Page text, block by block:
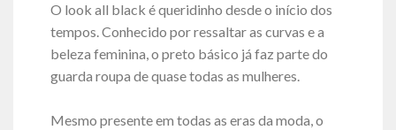
O look all black é queridinho desde o início dos
tempos. Conhecido por ressaltar as curvas e a
beleza feminina, o preto básico já faz parte do
guarda roupa de quase todas as mulheres.
Mesmo presente em todas as eras da moda, o